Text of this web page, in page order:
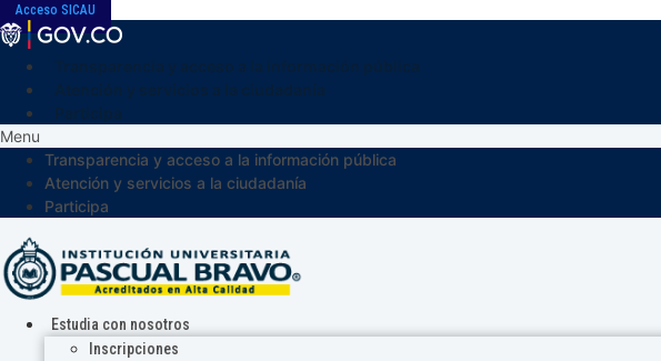
Acceso SICAU
Menu
Transparencia y acceso a la información pública
Atención y servicios a la ciudadanía
Participa
Estudia con nosotros
Inscripciones